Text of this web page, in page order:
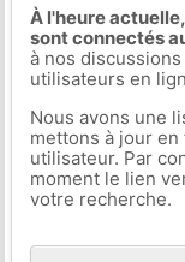
À l'heure
sont connectés
à nos
utilisateurs en
Nous avons une
mettons à jour
utilisateur. Par
moment le lien
votre recherche.